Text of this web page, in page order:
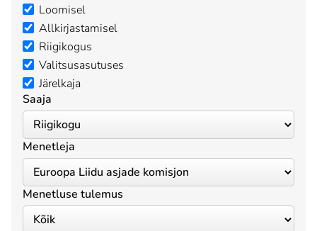
Loomisel
Allkirjastamisel
Riigikogus
Valitsusasutuses
Järelkaja
Saaja
Menetleja
Menetluse tulemus